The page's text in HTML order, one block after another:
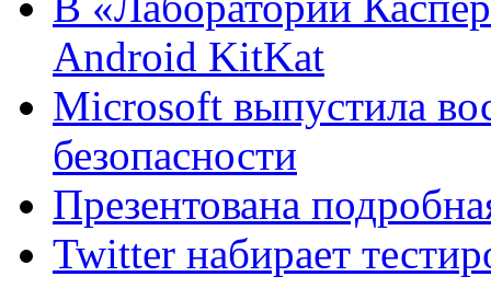
Android KitKat
Microsoft выпустила
безопасности
Презентована
Twitter набирает